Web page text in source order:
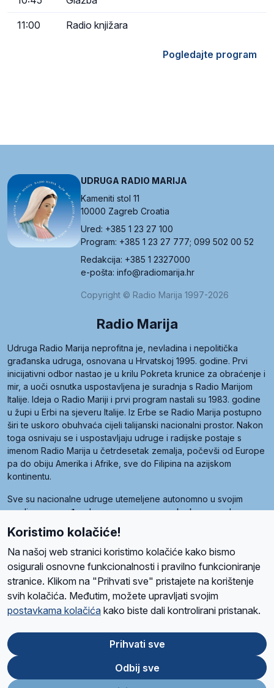
11:00 Radio knjižara
Pogledajte program
UDRUGA RADIO MARIJA
Kameniti stol 11
10000 Zagreb Croatia
Ured: +385 1 23 27 100
Program: +385 1 23 27 777; 099 502 00 52
Redakcija: +385 1 2327000
e-pošta: info@radiomarija.hr
Copyright © Radio Marija 1997-2026
Radio Marija
Udruga Radio Marija neprofitna je, nevladina i nepolitička
građanska udruga, osnovana u Hrvatskoj 1995. godine. Prvi
inicijativni odbor nastao je u krilu Pokreta krunice za obraćenje i
mir, a uoči osnutka uspostavljena je suradnja s Radio Marijom
Italije. Ideja o Radio Mariji i prvi program nastali su 1983. godine
u župi u Erbi na sjeveru Italije. Iz Erbe se Radio Marija postupno
širi te uskoro obuhvaća cijeli talijanski nacionalni prostor. Nakon
toga osnivaju se i uspostavljaju udruge i radijske postaje s
imenom Radio Marija u četrdesetak zemalja, počevši od Europe
pa do obiju Amerika i Afrike, sve do Filipina na azijskom
kontinentu.
Sve su nacionalne udruge utemeljene autonomno u svojim
zemljama, a međusobna su povezane preko krovne udruge
pod nazivom Svjetska obitelj Radio Marije (World Family of
Radio Maria). Svjetsku obitelj utemeljilo je sedam članica, među
kojima je i hrvatska Udruga Radio Marija.
O namaRadio ProgramVolonteriPrijateljiKontaktPravila privatnosti
Ova stranica je zaštićena Google reCAPTCHA sustavom
Store
Google
Play
Koristimo kolačiće!
Na našoj web stranici koristimo kolačiće kako bismo
osigurali osnovne funkcionalnosti i pravilno funkcioniranje
stranice. Klikom na "Prihvati sve" pristajete na korištenje
svih kolačića. Međutim, možete upravljati svojim
postavkama kolačića kako biste dali kontrolirani pristanak.
Prihvati sve
Odbij sve